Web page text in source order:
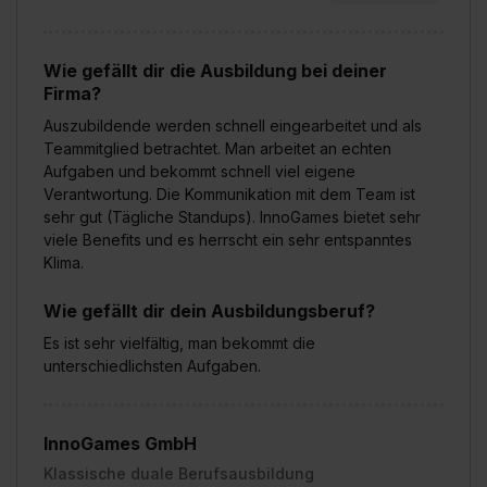
einzelnen Cookies findest du durch Klick auf „Details
Impressum.
Wie gefällt dir die Ausbildung bei deiner
Firma?
Auszubildende werden schnell eingearbeitet und als
Teammitglied betrachtet. Man arbeitet an echten
Aufgaben und bekommt schnell viel eigene
Verantwortung. Die Kommunikation mit dem Team ist
sehr gut (Tägliche Standups). InnoGames bietet sehr
viele Benefits und es herrscht ein sehr entspanntes
Klima.
Wie gefällt dir dein Ausbildungsberuf?
Es ist sehr vielfältig, man bekommt die
unterschiedlichsten Aufgaben.
InnoGames GmbH
Klassische duale Berufsausbildung